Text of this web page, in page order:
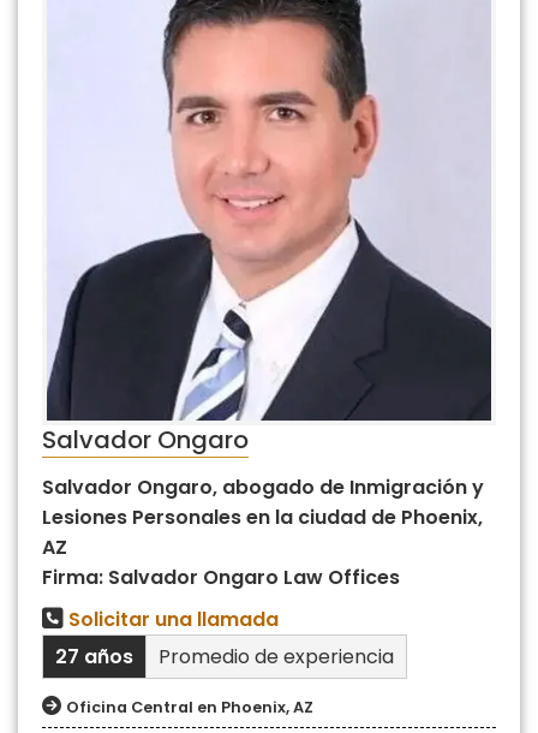
Salvador Ongaro
Salvador Ongaro, abogado de Inmigración y
Lesiones Personales en la ciudad de Phoenix,
AZ
Firma: Salvador Ongaro Law Offices
Solicitar una llamada
27 años
Promedio de experiencia
Oficina Central en Phoenix, AZ